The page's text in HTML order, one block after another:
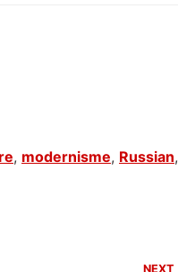
, modernisme, Russian,
NEXT